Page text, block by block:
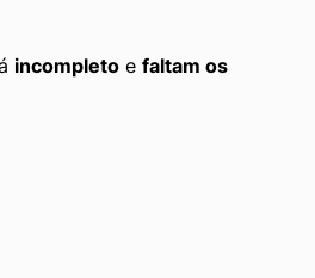
incompleto e faltam os